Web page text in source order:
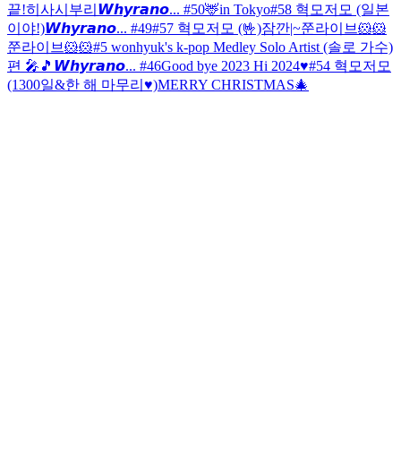
끝!히사시부리 𝙒𝙝𝙮𝙧𝙖𝙣𝙤... #50🦌in Tokyo#58 혁모저모 (일본
이야!)𝙒𝙝𝙮𝙧𝙖𝙣𝙤... #49#57 혁모저모 (🤟)잠깐|~쭌라이브🐹🐹
쭌라이브🐹🐹#5 wonhyuk's k-pop Medley Solo Artist (솔로 가수)
편 🎤🎵 𝙒𝙝𝙮𝙧𝙖𝙣𝙤... #46Good bye 2023 Hi 2024♥#54 혁모저모
(1300일&한 해 마무리♥)MERRY CHRISTMAS🎄